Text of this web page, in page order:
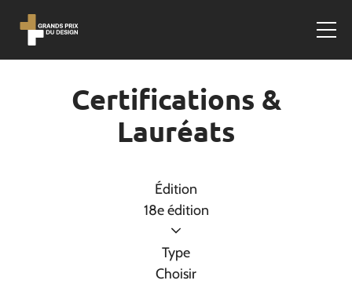
Certifications &
Lauréats
Édition
18e édition
Type
Choisir